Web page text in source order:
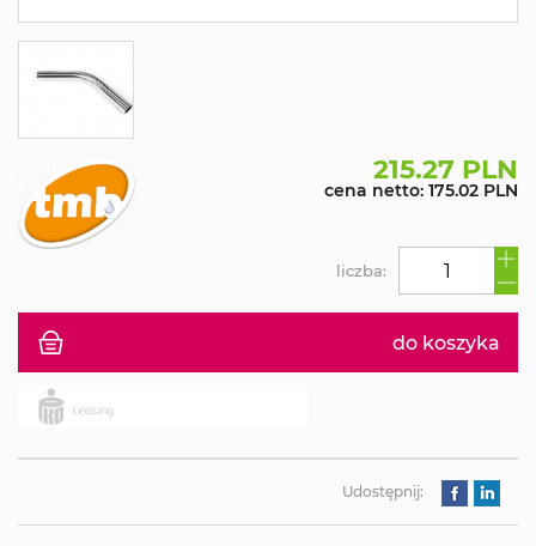
215.27 PLN
cena netto: 175.02 PLN
do koszyka
liczba:
Udostępnij: